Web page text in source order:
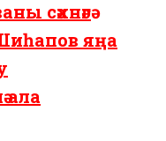
сәхнәгә
яңа
ала